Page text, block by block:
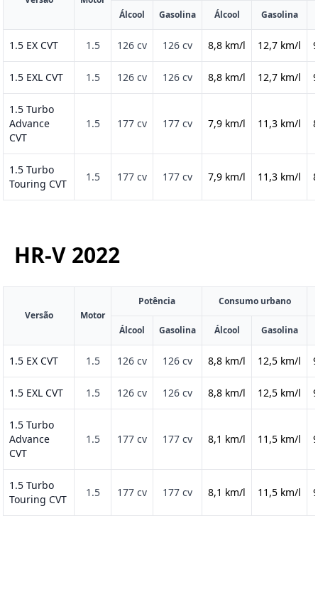
Álcool Gasolina Álcool Gasolina
1.5 EX CVT 1.5 126 cv 126 cv 8,8 km/l 12,7 km/l
1.5 EXL CVT 1.5 126 cv 126 cv 8,8 km/l 12,7 km/l
1.5 Turbo
Advance
CVT
1.5 177 cv 177 cv 7,9 km/l 11,3 km/l
1.5 Turbo
Touring CVT
1.5 177 cv 177 cv 7,9 km/l 11,3 km/l
HR-V 2022
Versão Motor
Potência Consumo urbano
Álcool Gasolina Álcool Gasolina
1.5 EX CVT 1.5 126 cv 126 cv 8,8 km/l 12,5 km/l
1.5 EXL CVT 1.5 126 cv 126 cv 8,8 km/l 12,5 km/l
1.5 Turbo
Advance
CVT
1.5 177 cv 177 cv 8,1 km/l 11,5 km/l
1.5 Turbo
Touring CVT
1.5 177 cv 177 cv 8,1 km/l 11,5 km/l